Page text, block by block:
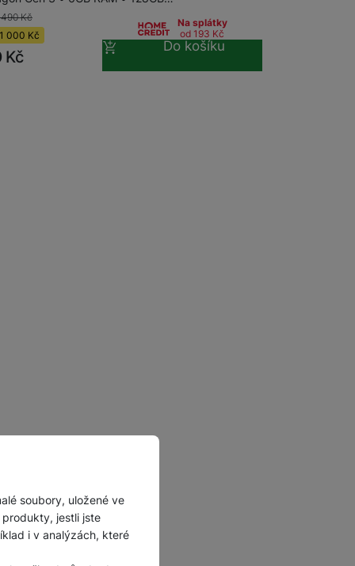
soubory, uložené ve
jestli jste
i v analýzách, které
490Kč
1 000 Kč
Kč
Na splátky
od 193 Kč
Do košíku